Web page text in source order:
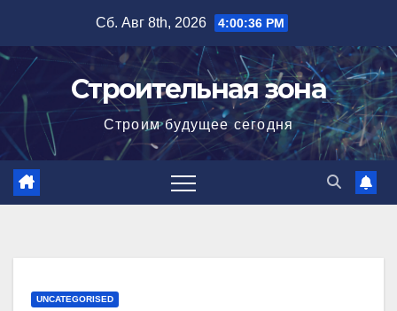
содержимому
Сб. Авг 8th, 2026 4:00:37 PM
Строительная зона
Строим будущее сегодня
UNCATEGORISED